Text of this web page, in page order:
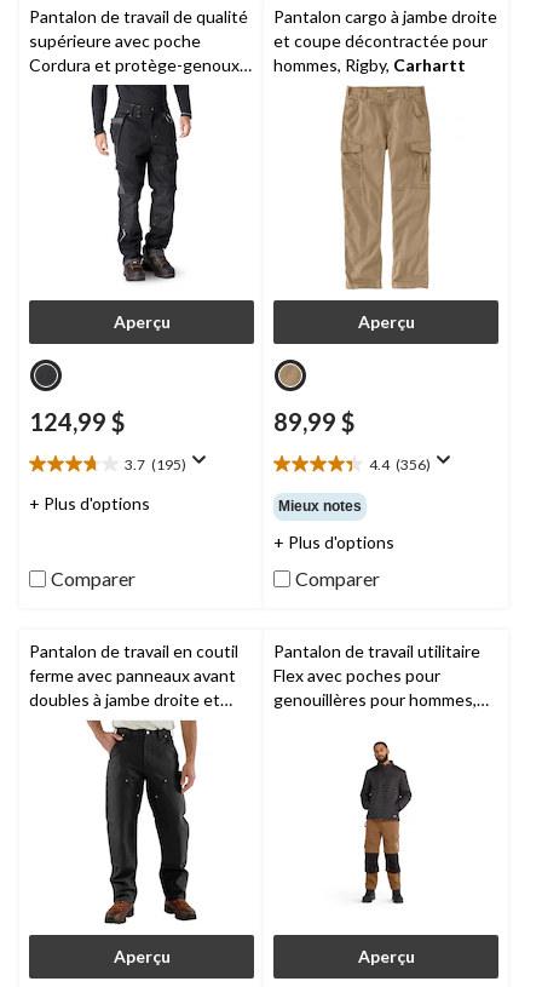
Pantalon de travail de qualité
supérieure avec poche
Cordura et protège-genoux
pour hommes, Eisenhower,
Aperçu
124,99 $
3.7 (195)
3.7
étoile(s)
195
évaluations
+ Plus d'options
Comparer
Pantalon cargo à jambe droite
et coupe décontractée pour
hommes, Rigby, Carhartt
Aperçu
89,99 $
4.4 (356)
4.4
étoile(s)
sur
5.
356
évaluations
Mieux notes
+ Plus d'options
Comparer
Pantalon de travail en coutil
ferme avec panneaux avant
doubles à jambe droite et
coupe ample pour hommes,
Carhartt
Aperçu
Pantalon de travail utilitaire
Flex avec poches pour
genouillères pour hommes,
Aperçu